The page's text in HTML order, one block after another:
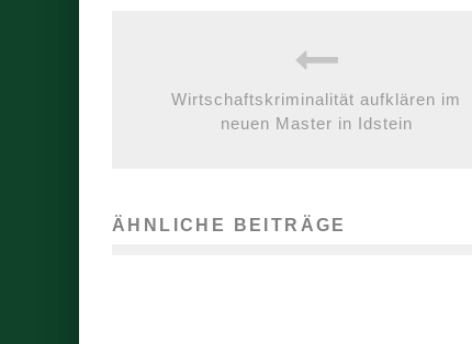
Wirtschaftskriminalität aufklären im
neuen Master in Idstein
ÄHNLICHE BEITRÄGE